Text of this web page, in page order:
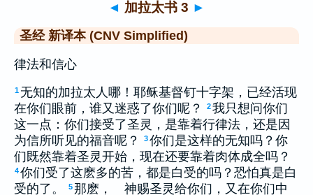
◄ 加拉太书 3 ►
圣经 新译本 (CNV Simplified)
律法和信心
1 无知的加拉太人哪！耶稣基督钉十字架，已经活现
在你们眼前，谁又迷惑了你们呢？
2我只想问你们
这一点：你们接受了圣灵，是靠着行律法，还是因
为信所听见的福音呢？
3你们是这样的无知吗？你
们既然靠着圣灵开始，现在还要靠着肉体成全吗？
4你们受了这麽多的苦，都是白受的吗？恐怕真是白
受的了。
5那麽， 神赐圣灵给你们，又在你们中